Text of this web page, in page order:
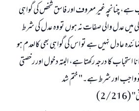
ہے، چنانچہ غیر معروف اور فاسق شخص کی گواہی
میں عدل والی صفات نہ ہوں تو وہ عدل کی شرط
عادل نہیں ہے تو اس کی گواہی بھی کالعدم ہو
استحباب کا درجہ رکھتا ہے، البتہ دخول اور رخصتی
واجب اور شرط ہے۔" ختم شد
216)
پیش کرنے کے لیے ہماری مدد کریں
صلی اللہ علیہ و سلم کا فرمان ہے:
کو بھی نیکی کرنے والے کے برابر اجر ملتا ہے۔